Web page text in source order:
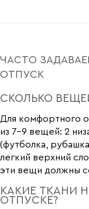
ЧАСТО
ОТПУСК
СКОЛЬКО
Для комфортного
из 7-9 вещей: 2
(футболка,
легкий верхний
эти вещи должны
КАКИЕ ТКАНИ
ОТПУСКЕ?